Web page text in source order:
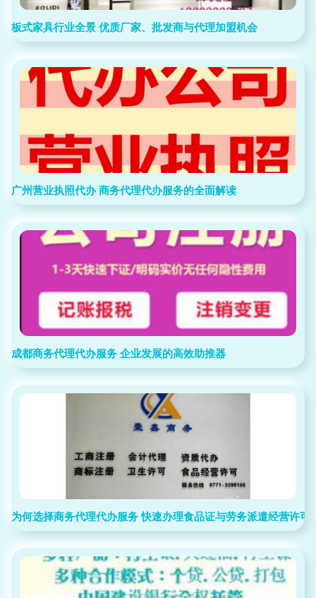
板式家具行业全景 优质厂家、批发商与代理加盟机会
广州营业执照代办 商务代理代办服务的全面解读
成都商务代理代办服务 企业发展的高效助推器
为何选择商务代理代办服务 快速办理食品证与劳务派遣经营许可